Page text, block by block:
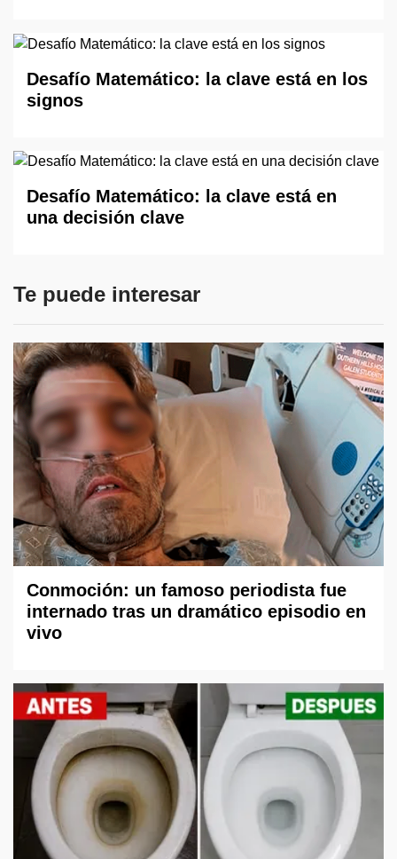
Desafío Matemático: la clave está en los
signos
Desafío Matemático: la clave está en
una decisión clave
Te puede interesar
Conmoción: un famoso periodista fue
internado tras un dramático episodio en
vivo